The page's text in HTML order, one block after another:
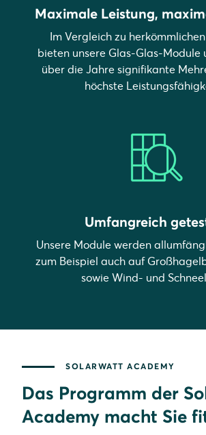
Maximale Leistung,
Im Vergleich zu
bieten unsere Glas-Glas-Module
über die Jahre signifikante
höchste
Umfangreich
Unsere Module werden
zum Beispiel auch auf
sowie Wind- und
SOLARWATT ACADEMY
Das Programm der
Academy macht Sie